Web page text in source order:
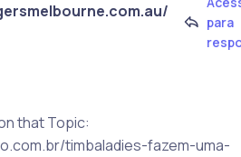
para
that Topic:
timbaladies-fazem-uma-